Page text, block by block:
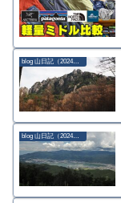
blog 山日記（2024年）
blog 山日記（2024年）